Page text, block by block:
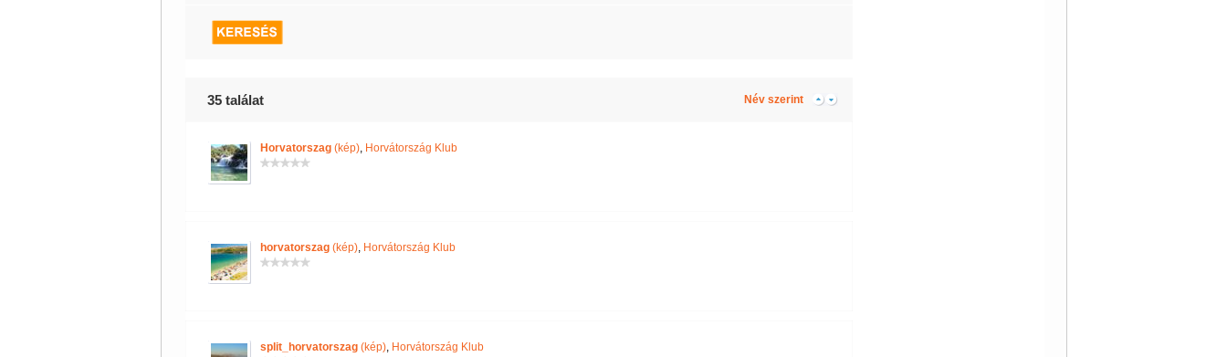
35 találat Név szerint
Horvatorszag(kép), Horvátország Klub
horvatorszag(kép), Horvátország Klub
split_horvatorszag(kép), Horvátország Klub